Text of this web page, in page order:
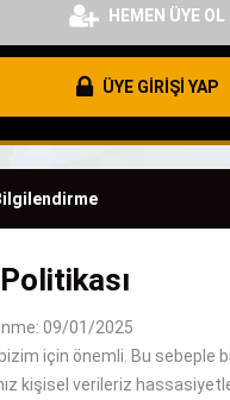
HEMEN ÜYE OL
ÜYE GİRİŞİ YAP
09/01/2025
için önemli. Bu sebeple
kişisel verileriz